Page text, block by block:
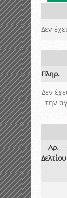
Δεν
Πληρ.
Δεν
την
Αρ.
Δελτίου